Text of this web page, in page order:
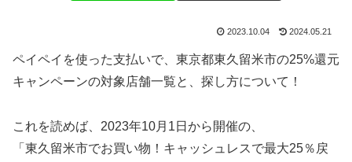
2023.10.04 2024.05.21
ペイペイを使った支払いで、東京都東久留米市の25%還元
キャンペーンの対象店舗一覧と、探し方について！
これを読めば、2023年10月1日から開催の、
「東久留米市でお買い物！キャッシュレスで最大25％戻